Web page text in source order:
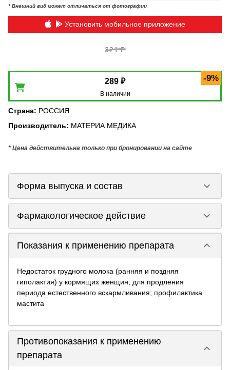
* Внешний вид может отличаться от фотографии
Установить мобильное приложение
321 ₽
-9%
289 ₽
В наличии
Страна: РОССИЯ
Производитель: МАТЕРИА МЕДИКА
* Цена действительна только при бронировании на сайте
Форма выпуска и состав keyboard_arrow_down
Фармакологическое действие keyboard_arrow_down
Показания к применению препарата keyboard_arrow_down
Недостаток грудного молока (ранняя и поздняя
гиполактия) у кормящих женщин; для продления
периода естественного вскармливания; профилактика
мастита
Противопоказания к применению
препарата
keyboard_arrow_down